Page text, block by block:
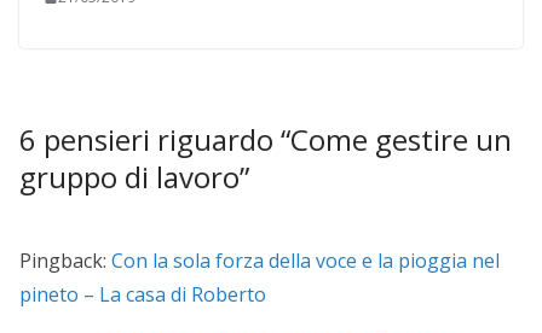
6 pensieri riguardo “Come gestire un
gruppo di lavoro”
Pingback: Con la sola forza della voce e la pioggia nel
pineto – La casa di Roberto